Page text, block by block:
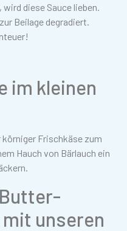
diese Sauce lieben.
Beilage degradiert.
im kleinen
Frischkäse zum
Hauch von Bärlauch ein
unseren